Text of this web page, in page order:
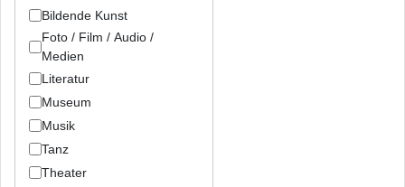
Bildende Kunst
Foto / Film / Audio /
Medien
Literatur
Museum
Musik
Tanz
Theater